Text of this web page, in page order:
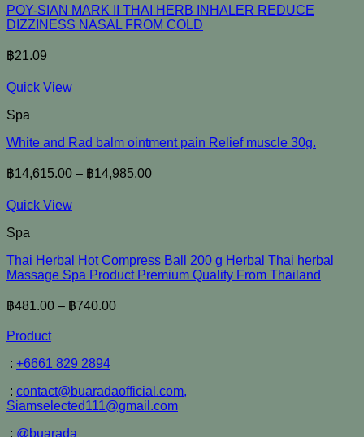
POY-SIAN MARK II THAI HERB INHALER REDUCE
DIZZINESS NASAL FROM COLD
฿21.09
Quick View
Spa
White and Rad balm ointment pain Relief muscle 30g.
฿14,615.00 – ฿14,985.00
Quick View
Spa
Thai Herbal Hot Compress Ball 200 g Herbal Thai herbal
Massage Spa Product Premium Quality From Thailand
฿481.00 – ฿740.00
Product
: +6661 829 2894
: contact@buaradaofficial.com,
Siamselected111@gmail.com
: @buarada